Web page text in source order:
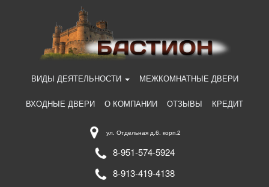
ВИДЫ ДЕЯТЕЛЬНОСТИ МЕЖКОМНАТНЫЕ ДВЕРИ
ВХОДНЫЕ ДВЕРИ О КОМПАНИИ ОТЗЫВЫ КРЕДИТ
ул. Отдельная д.6. корп.2
8-951-574-5924
8-913-419-4138